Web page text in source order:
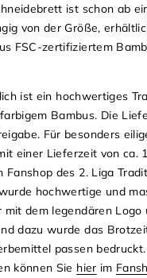
ist schon ab
von der Größe,
FSC-zertifiziertem
ist ein hochwertiges
Bambus. Die
Für besonders
einer Lieferzeit von ca.
Fanshop des 2. Liga
hochwertige und
mit dem legendären
dazu wurde das
passen
können Sie hier im